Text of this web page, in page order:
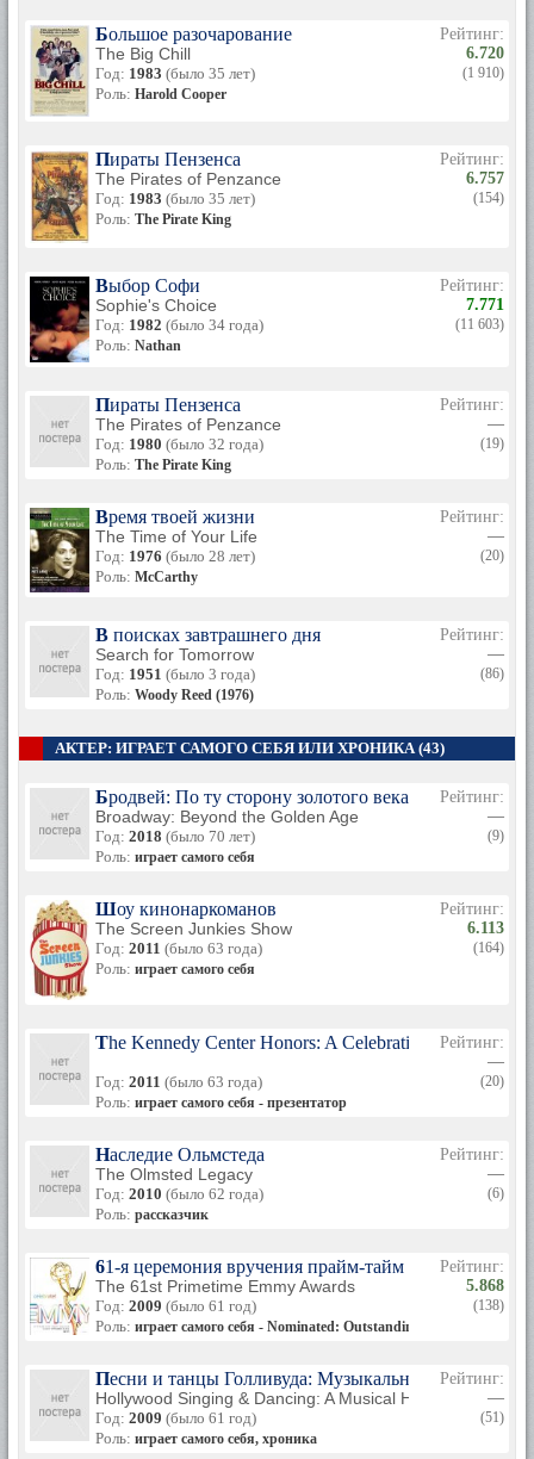
Большое разочарование
The Big Chill
Год: 1983 (было 35 лет)
Роль: Harold Cooper
Рейтинг:
6.720
(1 910)
Пираты Пензенса
The Pirates of Penzance
Год: 1983 (было 35 лет)
Роль: The Pirate King
Рейтинг:
6.757
(154)
Выбор Софи
Sophie's Choice
Год: 1982 (было 34 года)
Роль: Nathan
Рейтинг:
7.771
(11 603)
Пираты Пензенса
The Pirates of Penzance
Год: 1980 (было 32 года)
Роль: The Pirate King
Рейтинг:
—
(19)
Время твоей жизни
The Time of Your Life
Год: 1976 (было 28 лет)
Роль: McCarthy
Рейтинг:
—
(20)
В поисках завтрашнего дня
Search for Tomorrow
Год: 1951 (было 3 года)
Роль: Woody Reed (1976)
Рейтинг:
—
(86)
АКТЕР: ИГРАЕТ САМОГО СЕБЯ ИЛИ ХРОНИКА (43)
Бродвей: По ту сторону золотого века
Broadway: Beyond the Golden Age
Год: 2018 (было 70 лет)
Роль: играет самого себя
Рейтинг:
—
(9)
Шоу кинонаркоманов
The Screen Junkies Show
Год: 2011 (было 63 года)
Роль: играет самого себя
Рейтинг:
6.113
(164)
The Kennedy Center Honors: A Celebration of the
Год: 2011 (было 63 года)
Роль: играет самого себя - презентатор
Рейтинг:
—
(20)
Наследие Ольмстеда
The Olmsted Legacy
Год: 2010 (было 62 года)
Роль: рассказчик
Рейтинг:
—
(6)
61-я церемония вручения прайм-тайм премии
The 61st Primetime Emmy Awards
Год: 2009 (было 61 год)
Роль: играет самого себя - Nominated: Outstanding Lead Actor in a
Рейтинг:
5.868
(138)
Песни и танцы Голливуда: Музыкальная история –
Hollywood Singing & Dancing: A Musical History - 1980s,
Год: 2009 (было 61 год)
Роль: играет самого себя, хроника
Рейтинг:
—
(51)